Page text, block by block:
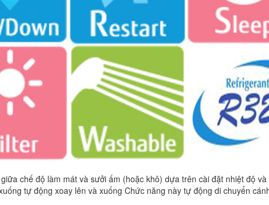
chế độ làm mát và sưởi ấm (hoặc khô) dựa trên cài đặt nhiệt độ
tự động xoay lên và xuống Chức năng này tự động di chuyển